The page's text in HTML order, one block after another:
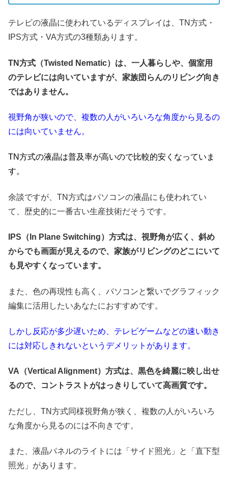
テレビの液晶に使われているディスプレイは、TN方式・
IPS方式・VA方式の3種類あります。
TN方式（Twisted Nematic）は、一人暮らしや、個室用
のテレビには向いていますが、家族団らんのリビング向き
ではありません。
視野角が狭いので、複数の人がいろいろな角度から見るの
には向いていません。
TN方式の液晶は普及率が高いので比較的安くなっていま
す。
余談ですが、TN方式はパソコンの液晶にも使われてい
て、歴史的に一番古い生産技術だそうです。
IPS（In Plane Switching）方式は、視野角が広く、斜め
からでも画面が見えるので、家族がリビングのどこにいて
も見やすくなっています。
また、色の再現性も高く、パソコンと繋いでグラフィック
編集に活用したいあなたにおすすめです。
しかし反応が多少遅いため、テレビゲームなどの速い動き
には対応しきれないというデメリットがあります。
VA（Vertical Alignment）方式は、黒色を綺麗に映し出せ
るので、コントラストがはっきりしていて高画質です。
ただし、TN方式同様視野角が狭く、複数の人がいろいろ
な角度から見るのには不向きです。
また、液晶パネルのライトには「サイド照光」と「直下型
照光」があります。